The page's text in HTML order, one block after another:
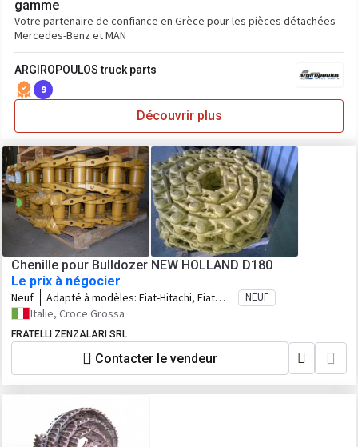
gamme
Votre partenaire de confiance en Grèce pour les pièces détachées
Mercedes-Benz et MAN
ARGIROPOULOS truck parts
9
Découvrir plus
Chenille pour Bulldozer NEW HOLLAND D180
Le prix à négocier
Neuf Adapté à modèles: Fiat-Hitachi, Fiat
Kobelco e New Holland D180
NEUF
Italie, Croce Grossa
FRATELLI ZENZALARI SRL
Contacter le vendeur